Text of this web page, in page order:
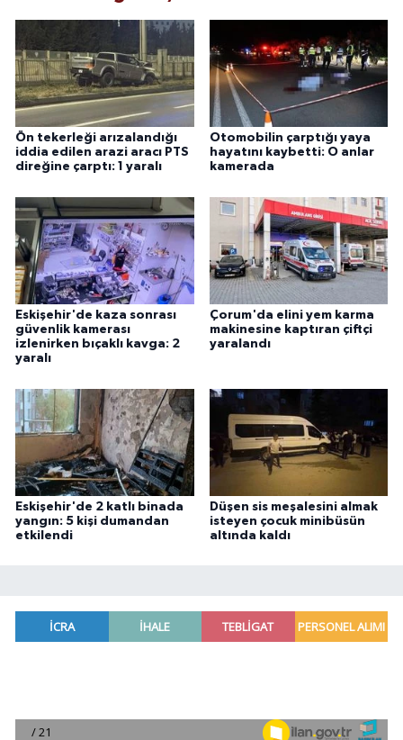
Ön tekerleği arızalandığı
iddia edilen arazi aracı PTS
direğine çarptı: 1 yaralı
Otomobilin çarptığı yaya
hayatını kaybetti: O anlar
kamerada
Eskişehir'de kaza sonrası
güvenlik kamerası
izlenirken bıçaklı kavga: 2
yaralı
Çorum'da elini yem karma
makinesine kaptıran çiftçi
yaralandı
Eskişehir'de 2 katlı binada
yangın: 5 kişi dumandan
etkilendi
Düşen sis meşalesini almak
isteyen çocuk minibüsün
altında kaldı